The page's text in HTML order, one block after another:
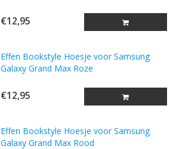
€12,95
Effen Bookstyle Hoesje voor Samsung
Galaxy Grand Max Roze
€12,95
Effen Bookstyle Hoesje voor Samsung
Galaxy Grand Max Rood